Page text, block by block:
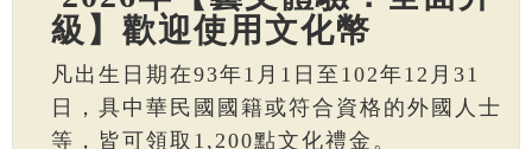
級】歡迎使用文化幣
凡出生日期在93年1月1日至102年12月31
日，具中華民國國籍或符合資格的外國人士
等，皆可領取1,200點文化禮金。